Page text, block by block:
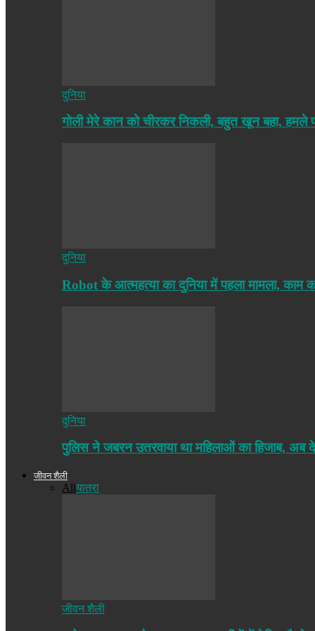
दुनिया
गोली मेरे कान को चीरकर निकली, बहुत खून बहा, हमले
दुनिया
Robot के आत्महत्या का दुनिया में पहला मामला, काम
दुनिया
पुलिस ने जबरन उतरवाया था महिलाओं का हिजाब, अब
जीवन शैली
Allयात्रा
जीवन शैली